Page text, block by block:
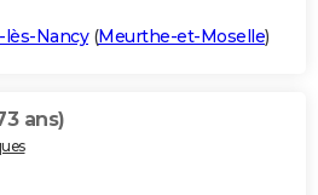
Nancy(Meurthe-et-Moselle)
ans)